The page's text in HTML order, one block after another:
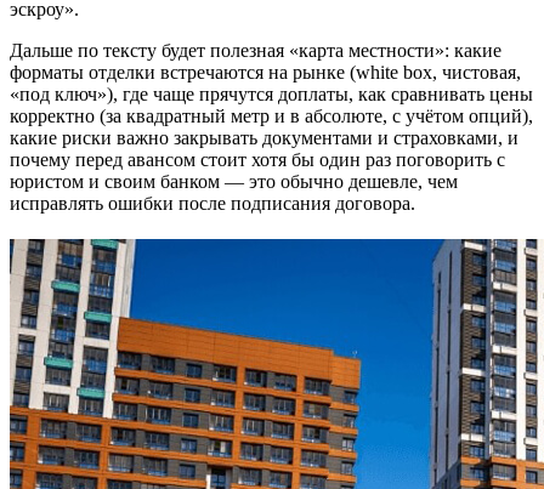
эскроу».
Дальше по тексту будет полезная «карта местности»: какие
форматы отделки встречаются на рынке (white box, чистовая,
«под ключ»), где чаще прячутся доплаты, как сравнивать цены
корректно (за квадратный метр и в абсолюте, с учётом опций),
какие риски важно закрывать документами и страховками, и
почему перед авансом стоит хотя бы один раз поговорить с
юристом и своим банком — это обычно дешевле, чем
исправлять ошибки после подписания договора.